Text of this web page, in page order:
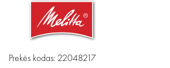
Prekės kodas: 22048217